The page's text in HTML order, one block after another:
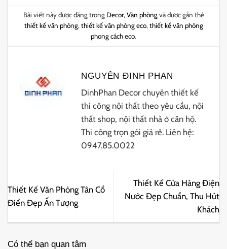
Bài viết này được đăng trong Decor, Văn phòngvà được gắn thẻ
thiết kế văn phòng, thiết kế văn phòng eco, thiết kế văn phòng
phong cách eco.
NGUYÊN ĐINH PHAN
DinhPhan Decor chuyên thiết kế
thi công nội thất theo yêu cầu, nội
thất shop, nội thất nhà ở căn hộ.
Thi công trọn gói giá rẻ. Liên hệ:
0947.85.0022
Thiết Kế Văn Phòng Tân Cổ
Điển Đẹp Ấn Tượng
Thiết Kế Cửa Hàng Điện
Nước Đẹp Chuẩn, Thu Hút
Khách
Có thể bạn quan tâm